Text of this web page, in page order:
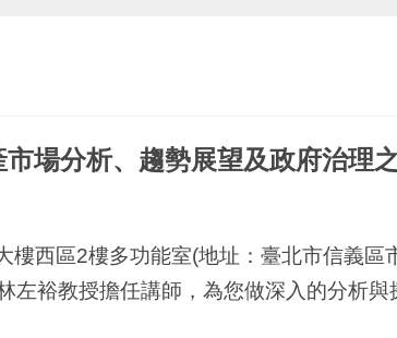
場分析、趨勢展望及政府治理
西區2樓多功能室(地址：臺北市信義區
裕教授擔任講師，為您做深入的分析與